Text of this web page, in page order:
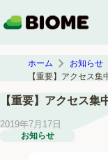
ホーム
お知らせ
【重要】アクセス集
2019年7月17日
お知らせ